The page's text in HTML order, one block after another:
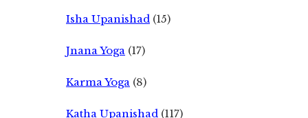
Isha Upanishad (15)
Jnana Yoga (17)
Karma Yoga (8)
Katha Upanishad (117)